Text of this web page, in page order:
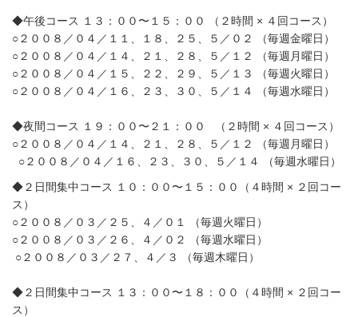
◆午後コース １３：００〜１５：００ （２時間 × ４回コース）
○２００８／０４／１１、１８、２５、５／０２ （毎週金曜日）
○２００８／０４／１４、２１、２８、５／１２ （毎週月曜日）
○２００８／０４／１５、２２、２９、５／１３ （毎週火曜日）
○２００８／０４／１６、２３、３０、５／１４ （毎週水曜日）
◆夜間コース １９：００〜２１：００ （２時間 × ４回コース）
○２００８／０４／１４、２１、２８、５／１２ （毎週月曜日）
○２００８／０４／１６、２３、３０、５／１４ （毎週水曜日）
◆２日間集中コース １０：００〜１５：００（４時間 × ２回コー
ス）
○２００８／０３／２５、４／０１ （毎週火曜日）
○２００８／０３／２６、４／０２ （毎週水曜日）
○２００８／０３／２７、４／３ （毎週木曜日）
◆２日間集中コース １３：００〜１８：００（４時間 × ２回コー
ス）